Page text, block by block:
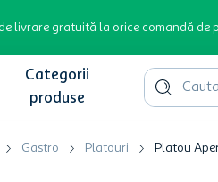
livrare gratuită la orice comandă de
Cauta
Gastro Platouri Platou